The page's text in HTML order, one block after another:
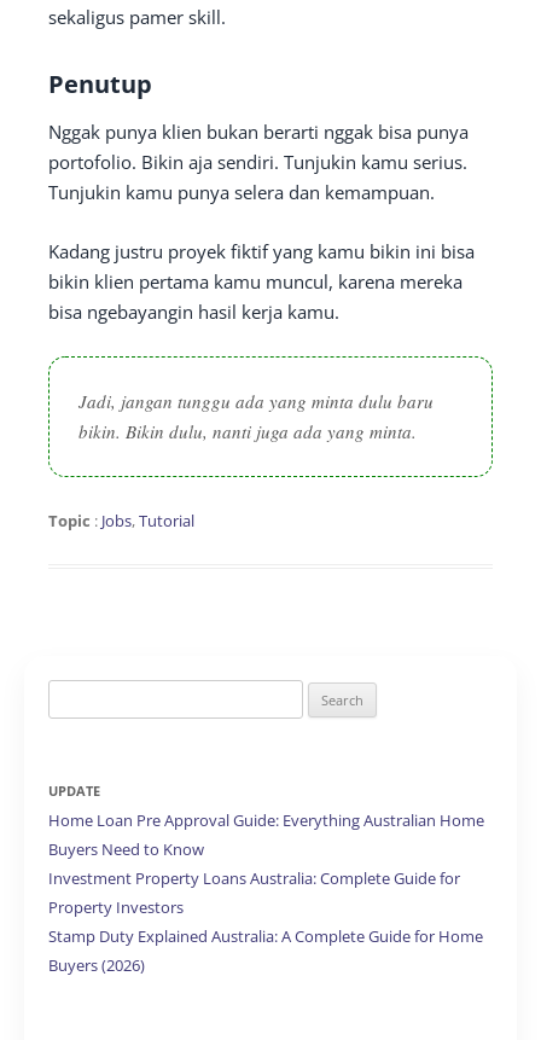
sekaligus pamer skill.
Penutup
Nggak punya klien bukan berarti nggak bisa punya
portofolio. Bikin aja sendiri. Tunjukin kamu serius.
Tunjukin kamu punya selera dan kemampuan.
Kadang justru proyek fiktif yang kamu bikin ini bisa
bikin klien pertama kamu muncul, karena mereka
bisa ngebayangin hasil kerja kamu.
Jadi, jangan tunggu ada yang minta dulu baru
bikin. Bikin dulu, nanti juga ada yang minta.
Topic : Jobs,Tutorial
for:
UPDATE
Home Loan Pre Approval Guide: Everything Australian Home
Buyers Need to Know
Investment Property Loans Australia: Complete Guide for
Property Investors
Stamp Duty Explained Australia: A Complete Guide for Home
Buyers (2026)